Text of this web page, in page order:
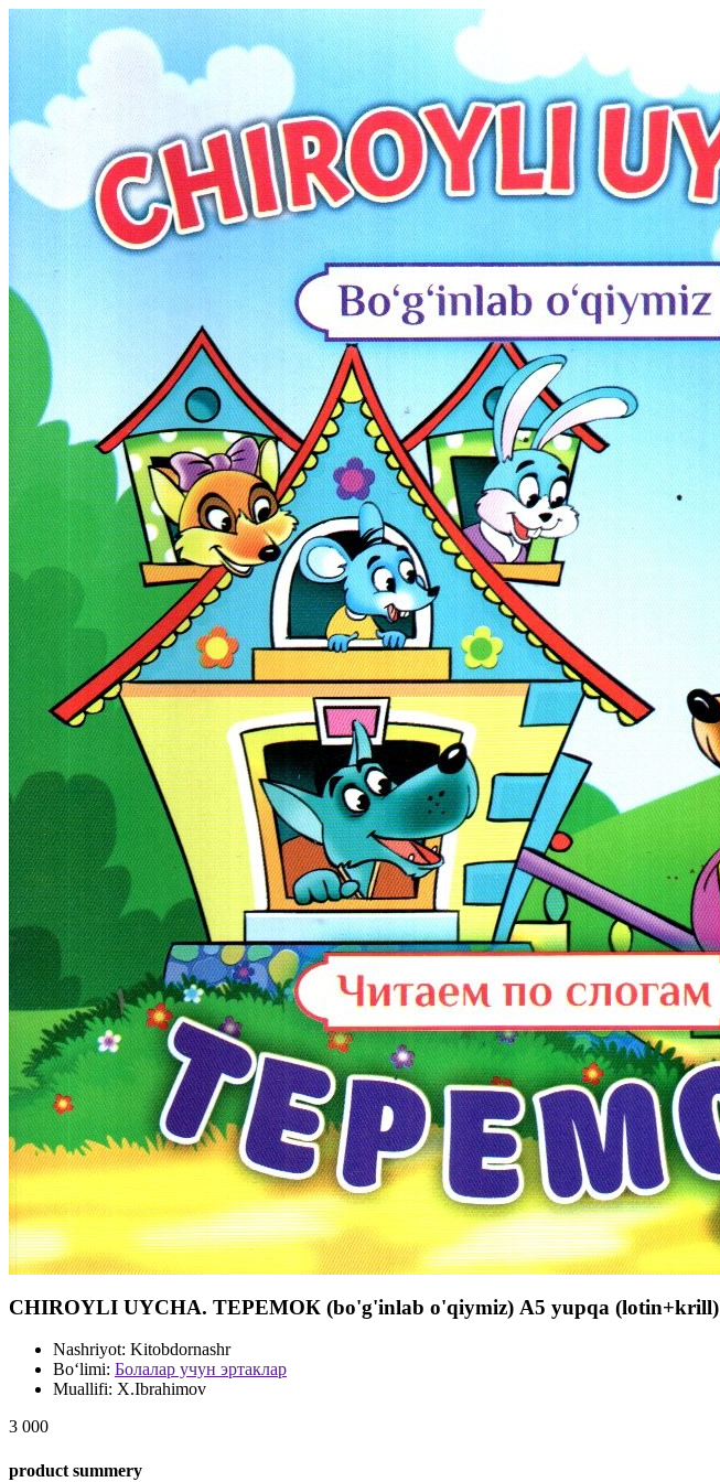
CHIROYLI UYCHA. ТЕРЕМОК (bo'g'inlab o'qiymiz) А5 yupqa (lotin+krill)
Nashriyot: Kitobdornashr
Bo‘limi: Болалар учун эртаклар
Muallifi: X.Ibrahimov
3 000
product summery